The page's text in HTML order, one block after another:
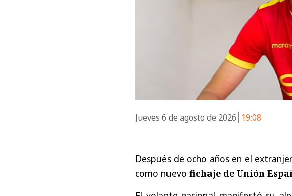
Jueves 6 de agosto de 2026 19:08
Después de ocho años en el
como nuevo fichaje de Unión